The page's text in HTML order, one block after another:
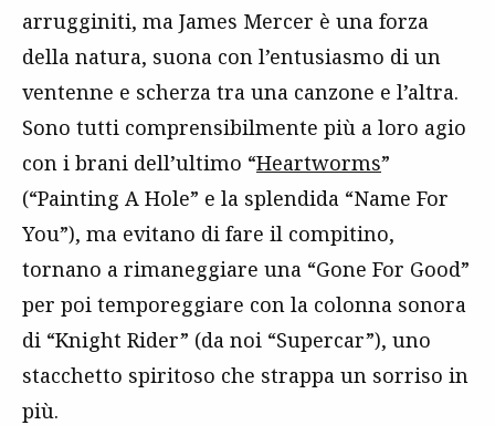
arrugginiti, ma James Mercer è una forza
della natura, suona con l’entusiasmo di un
ventenne e scherza tra una canzone e l’altra.
Sono tutti comprensibilmente più a loro agio
con i brani dell’ultimo “Heartworms”
(“Painting A Hole” e la splendida “Name For
You”), ma evitano di fare il compitino,
tornano a rimaneggiare una “Gone For Good”
per poi temporeggiare con la colonna sonora
di “Knight Rider” (da noi “Supercar”), uno
stacchetto spiritoso che strappa un sorriso in
più.